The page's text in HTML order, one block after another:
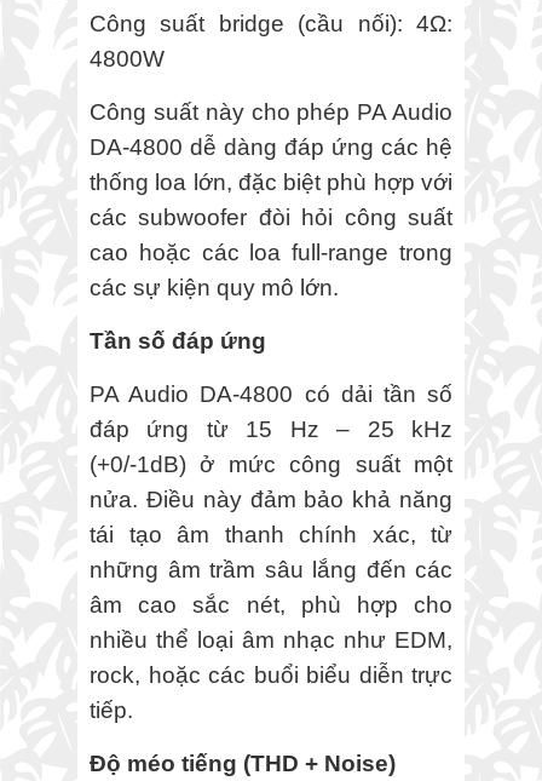
Công suất bridge (cầu nối): 4Ω:
4800W
Công suất này cho phép PA Audio
DA-4800 dễ dàng đáp ứng các hệ
thống loa lớn, đặc biệt phù hợp với
các subwoofer đòi hỏi công suất
cao hoặc các loa full-range trong
các sự kiện quy mô lớn.
Tần số đáp ứng
PA Audio DA-4800 có dải tần số
đáp ứng từ 15 Hz – 25 kHz
(+0/-1dB) ở mức công suất một
nửa. Điều này đảm bảo khả năng
tái tạo âm thanh chính xác, từ
những âm trầm sâu lắng đến các
âm cao sắc nét, phù hợp cho
nhiều thể loại âm nhạc như EDM,
rock, hoặc các buổi biểu diễn trực
tiếp.
Độ méo tiếng (THD + Noise)